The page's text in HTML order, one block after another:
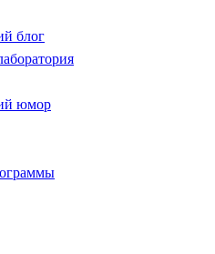
блог
юмор